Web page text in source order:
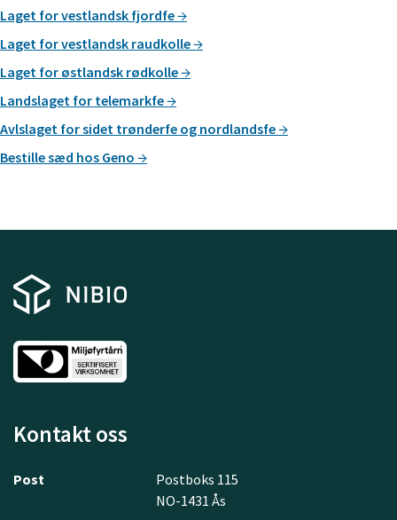
Laget for vestlandsk fjordfe
Laget for vestlandsk raudkolle
Laget for østlandsk rødkolle
Landslaget for telemarkfe
Avlslaget for sidet trønderfe og nordlandsfe
Bestille sæd hos Geno
Kontakt oss
Post
Postboks 115
NO-1431 Ås